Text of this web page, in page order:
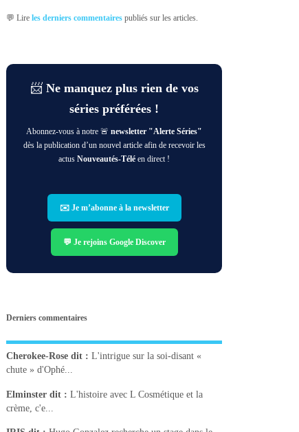
💬 Lireles derniers commentaires publiés sur les articles.
📨 Ne manquez plus rien de vos
séries préférées !
Abonnez-vous à notre 🚨newsletter "Alerte Séries"
dès la publication d’un nouvel article afin de recevoir les
actusNouveautés-Télé en direct !
✉️ Je m’abonne à la newsletter
💬 Je rejoins Google Discover
Derniers commentaires
Cherokee-Rose dit : L'intrigue sur la soi-disant «
chute » d'Ophé...
Elminster dit : L'histoire avec L Cosmétique et la
crème, c'e...